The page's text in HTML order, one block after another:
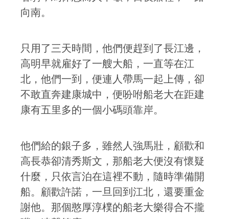
向南。
只用了三天時間，他們便趕到了長江邊，
高明早就雇好了一艘大船，一直等在江
北，他們一到，便連人帶馬一起上傳，卻
不敢直奔建康城中，便吩咐船老大在距建
康有五里多的一個小碼頭靠岸。
他們給的銀子多，雖然人強馬壯，顧歡和
高長恭卻清秀斯文，那船老大便沒有懷疑
什麼，只依言泊在這裡不動，隨時準備開
船。顧歡許諾，一旦回到江北，還要重金
謝他。那個憨厚淳樸的船老大樂得合不攏